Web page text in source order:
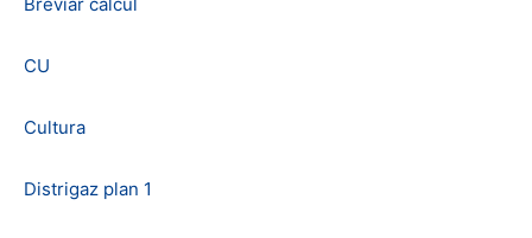
CU
Cultura
Distrigaz plan 1